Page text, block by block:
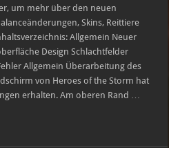
um mehr über den neuen
Skins, Reittiere
Allgemein Neuer
Design Schlachtfelder
Allgemein Überarbeitung des
von Heroes of the Storm hat
erhalten. Am oberen Rand …